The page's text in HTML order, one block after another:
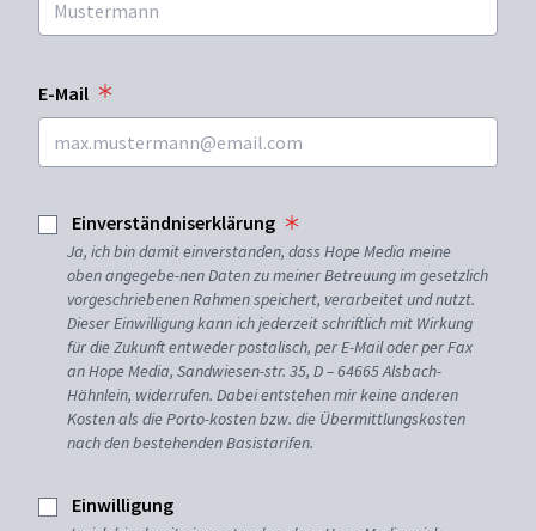
E-Mail
Einverständniserklärung
Ja, ich bin damit einverstanden, dass Hope Media meine
oben angegebe-nen Daten zu meiner Betreuung im gesetzlich
vorgeschriebenen Rahmen speichert, verarbeitet und nutzt.
Dieser Einwilligung kann ich jederzeit schriftlich mit Wirkung
für die Zukunft entweder postalisch, per E-Mail oder per Fax
an Hope Media, Sandwiesen-str. 35, D – 64665 Alsbach-
Hähnlein, widerrufen. Dabei entstehen mir keine anderen
Kosten als die Porto-kosten bzw. die Übermittlungskosten
nach den bestehenden Basistarifen.
Einwilligung